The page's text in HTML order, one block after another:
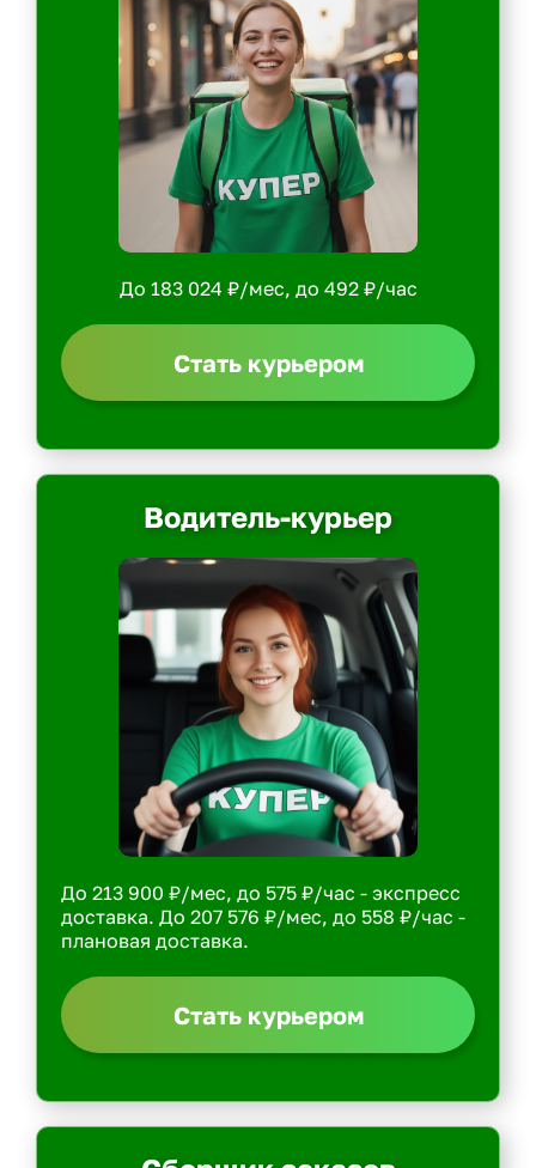
До 183 024 ₽/мес, до 492 ₽/час
Стать курьером
Водитель-курьер
До 213 900 ₽/мес, до 575 ₽/час - экспресс
доставка. До 207 576 ₽/мес, до 558 ₽/час -
плановая доставка.
Стать курьером